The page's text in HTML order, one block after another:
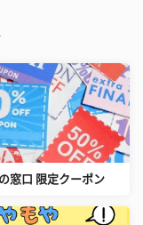
窓口 限定クーポン